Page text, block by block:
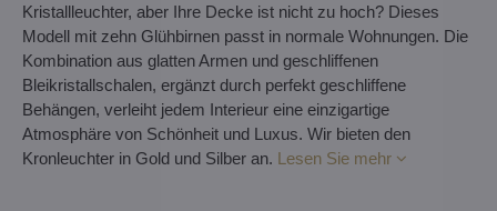
Kristallleuchter, aber Ihre Decke ist nicht zu hoch? Dieses
Modell mit zehn Glühbirnen passt in normale Wohnungen. Die
Kombination aus glatten Armen und geschliffenen
Bleikristallschalen, ergänzt durch perfekt geschliffene
Behängen, verleiht jedem Interieur eine einzigartige
Atmosphäre von Schönheit und Luxus. Wir bieten den
Kronleuchter in Gold und Silber an. Lesen Sie mehr